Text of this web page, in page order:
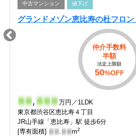
中古マンション 値下げ
グランドメゾン恵比寿の杜フロ
仲介手数料
半額
法定上限額
50%OFF
- - ,- - - 万円／1LDK
東京都渋谷区恵比寿４丁目
JR山手線「恵比寿」駅 徒歩6分
[専有面積] - - .- - m2